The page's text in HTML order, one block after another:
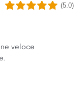
(5.0)
veloce